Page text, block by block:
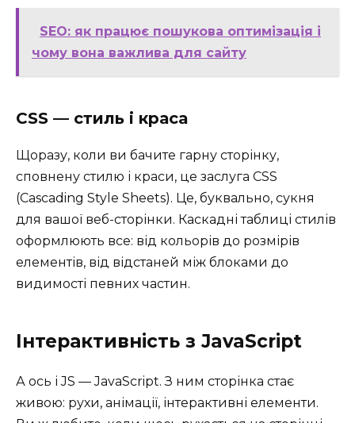
SEO: як працює пошукова оптимізація і
чому вона важлива для сайту
CSS — стиль і краса
Щоразу, коли ви бачите гарну сторінку,
сповнену стилю і краси, це заслуга CSS
(Cascading Style Sheets). Це, буквально, сукня
для вашої веб-сторінки. Каскадні таблиці стилів
оформлюють все: від кольорів до розмірів
елементів, від відстаней між блоками до
видимості певних частин.
Інтерактивність з JavaScript
А ось і JS — JavaScript. З ним сторінка стає
живою: рухи, анімації, інтерактивні елементи.